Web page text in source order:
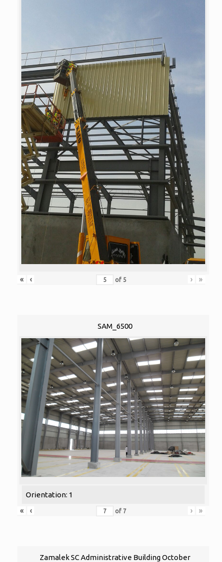
« ‹ of 5 › »
SAM_6500
Orientation: 1
«
‹ of 7 › »
Zamalek SC Administrative Building October